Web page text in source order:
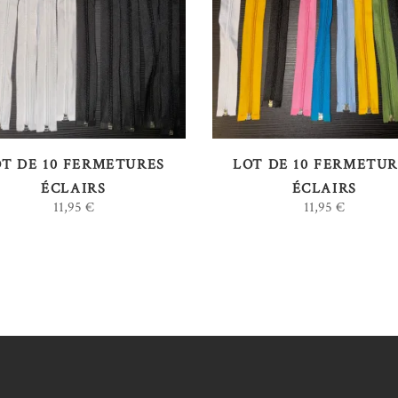
LIRE LA SUITE
DE 10 FERMETURES
ÉCLAIRS
11,95 €
LIRE LA SUITE
LOT DE 10
ÉCLAIRS
11,95€